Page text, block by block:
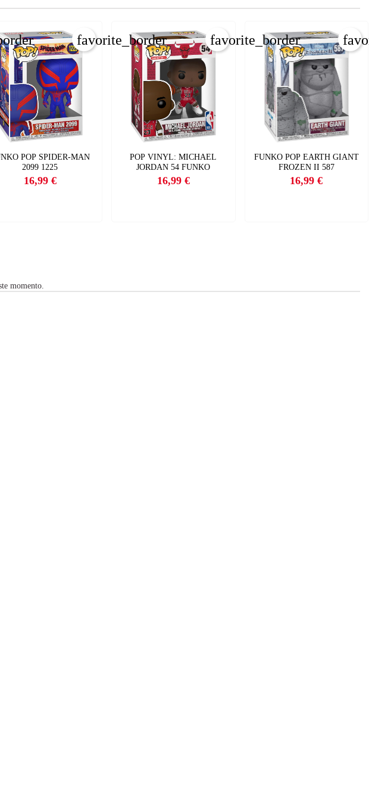
POP SPIDER-MAN
2099 1225
Precio
16,99 €
favorite_border
POP VINYL: MICHAEL
JORDAN 54 FUNKO
Precio
16,99 €
favorite_border
FUNKO POP EARTH GIANT
FROZEN II 587
Precio
16,99 €
momento.